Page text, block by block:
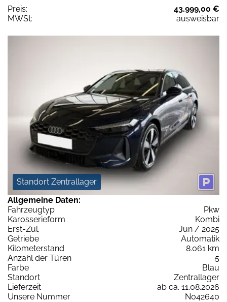
Preis:
43.999,00 €
MWSt:
ausweisbar
Standort Zentrallager
Allgemeine Daten:
Fahrzeugtyp
Pkw
Karosserieform
Kombi
Erst-Zul.
Jun / 2025
Getriebe
Automatik
Kilometerstand
8.061 km
Anzahl der Türen
5
Farbe
Blau
Standort
Zentrallager
Lieferzeit
ab ca. 11.08.2026
Unsere Nummer
N042640